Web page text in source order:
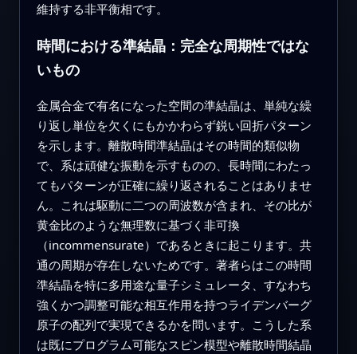
維持する非平衡相です。
時間における準結晶：完全な周期性ではな
いもの
金属合金で有名になった空間の準結晶は、単純な繰
り返し単位を欠くにもかかわらず鋭い回折パターン
を示します。離散時間準結晶はその時間的類似物
で、系は頑健な振動を示すものの、長時間にわたっ
てもパターンが正確に繰り返されることはありませ
ん。これは駆動に二つの周波数が含まれ、その比が
黄金比のような無理数に基づく非可換
（incommensurate）であるときに起こります。共
通の周期が存在しないためです。著者らはこの時間
準結晶を特に多用途な量子シミュレータ、すなわち
強くかつ調整可能な相互作用を持つライデンバーグ
原子の配列で実現できるかを問います。こうした系
は既にプログラム可能なスピン模型や離散時間結晶